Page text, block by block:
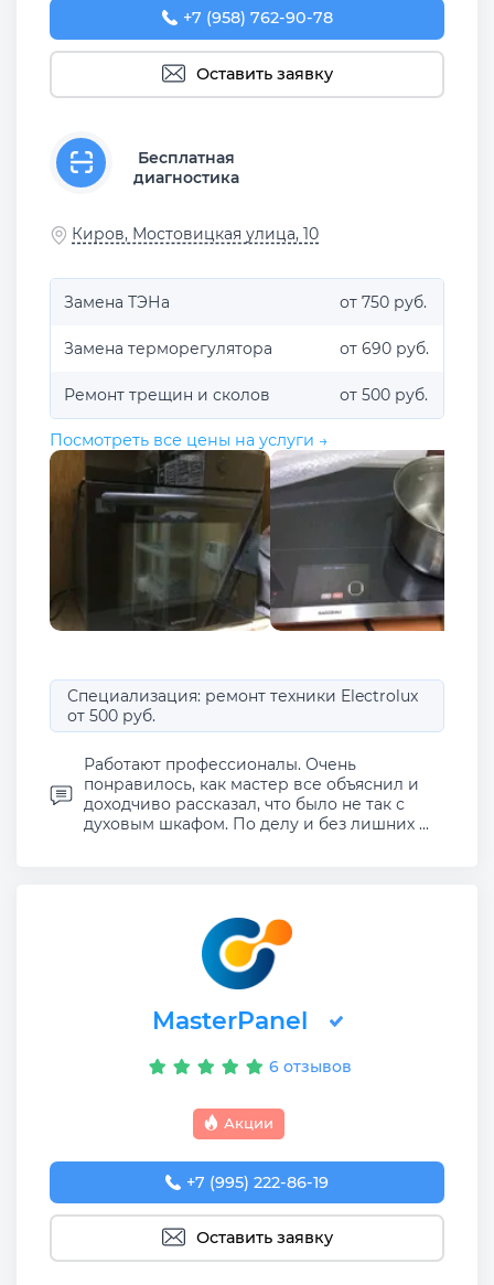
+7 (958) 762-90-78
Оставить заявку
Бесплатная
диагностика
Киров, Мостовицкая улица, 10
Замена ТЭНа от 750 руб.
Замена терморегулятора от 690 руб.
Ремонт трещин и сколов от 500 руб.
Посмотреть все цены на услуги →
Специализация: ремонт техники Electrolux
от 500 руб.
Работают профессионалы. Очень
понравилось, как мастер все объяснил и
доходчиво рассказал, что было не так с
духовым шкафом. По делу и без лишних ...
MasterPanel
6 отзывов
Акции
+7 (995) 222-86-19
Оставить заявку